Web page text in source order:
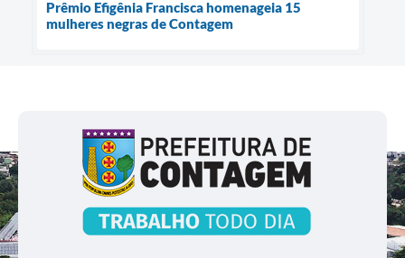
Prêmio Efigênia Francisca homenageia 15
mulheres negras de Contagem